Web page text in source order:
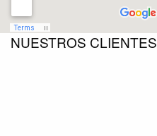
NUESTROS CLIENTES